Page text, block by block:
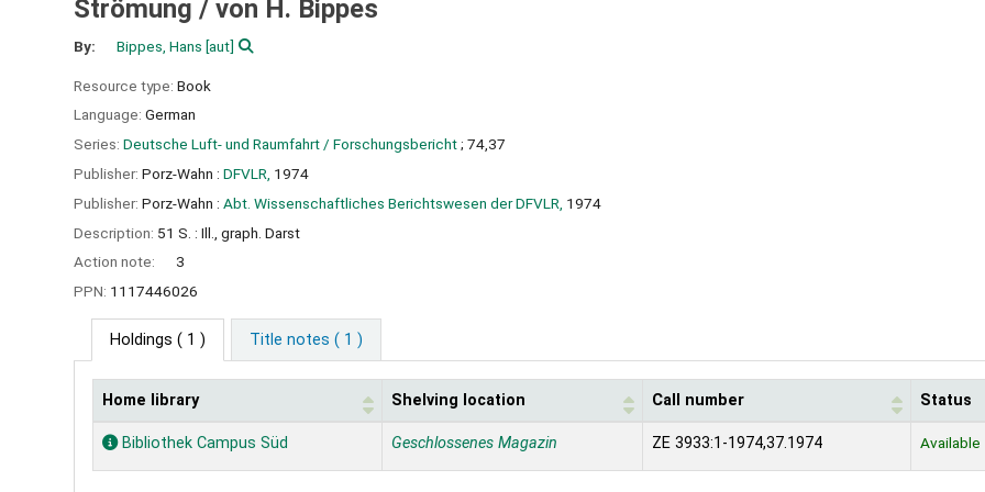
Strömung / von H. Bippes
By: Bippes, Hans [aut]
Resource type: Book
Language: German
Series: Deutsche Luft- und Raumfahrt / Forschungsbericht; 74,37
Publisher: Porz-Wahn : DFVLR, 1974
Publisher: Porz-Wahn : Abt. Wissenschaftliches Berichtswesen der DFVLR, 1974
Description: 51 S. : Ill., graph. Darst
Action note:
3
PPN: 1117446026
Holdings ( 1 ) Title notes ( 1 )
Holdings
Home library Shelving location Call number Status
Bibliothek Campus Süd Geschlossenes Magazin ZE 3933:1-1974,37.1974 Available